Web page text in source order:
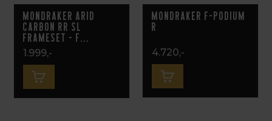
Mondraker Arid
Carbon RR SL
Frameset - F...
1.999,-
Mondraker F-Podium
R
4.720,-